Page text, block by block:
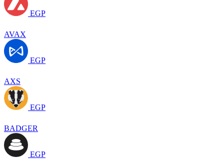
EGP
AVAX
EGP
AXS
EGP
BADGER
EGP